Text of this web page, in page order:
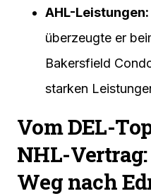
AHL-Leistungen:
überzeugte er
Bakersfield
starken
Vom DEL-
NHL-
Weg nach